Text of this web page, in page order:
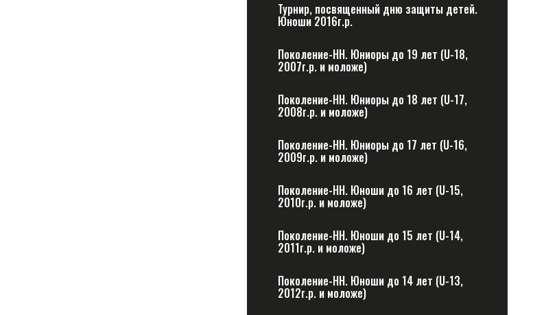
Турнир, посвященный дню защиты детей.
Юноши 2016г.р.
Поколение-НН. Юниоры до 19 лет (U-18,
2007г.р. и моложе)
Поколение-НН. Юниоры до 18 лет (U-17,
2008г.р. и моложе)
Поколение-НН. Юниоры до 17 лет (U-16,
2009г.р. и моложе)
Поколение-НН. Юноши до 16 лет (U-15,
2010г.р. и моложе)
Поколение-НН. Юноши до 15 лет (U-14,
2011г.р. и моложе)
Поколение-НН. Юноши до 14 лет (U-13,
2012г.р. и моложе)